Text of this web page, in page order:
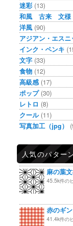
迷彩 (13)
和風 古来 文様
洋風 (90)
アジアン・エスニ
インク・ペンキ
文字 (33)
食物 (12)
高級感 (17)
ポップ(30)
レトロ (8)
クール(11)
写真加工（jpg）
人気のパター
麻の葉
45.5k件の
赤のギ
41.4k件の